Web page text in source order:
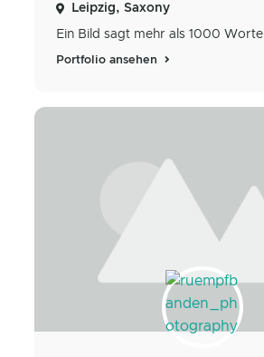
Leipzig, Saxony
Ein Bild sagt mehr als 1000 Worte
Portfolio ansehen